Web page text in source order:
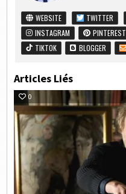
WEBSITE TWITTER
INSTAGRAM
PINTEREST
TIKTOK
BLOGGER
Articles Liés
0